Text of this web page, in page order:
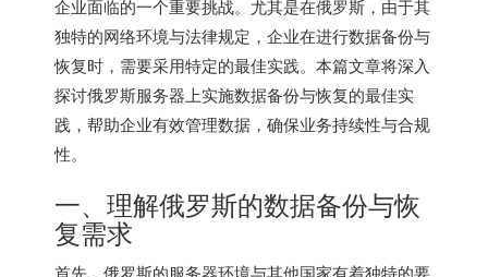
企业面临的一个重要挑战。尤其是在俄罗斯，由于其
独特的网络环境与法律规定，企业在进行数据备份与
恢复时，需要采用特定的最佳实践。本篇文章将深入
探讨俄罗斯服务器 上实施数据备份与恢复的最佳实
践，帮助企业有效管理数据，确保业务持续性与合规
性。
一、理解俄罗斯的数据备份与恢
复需求
首先，俄罗斯的服务器环境与其他国家有着独特的要